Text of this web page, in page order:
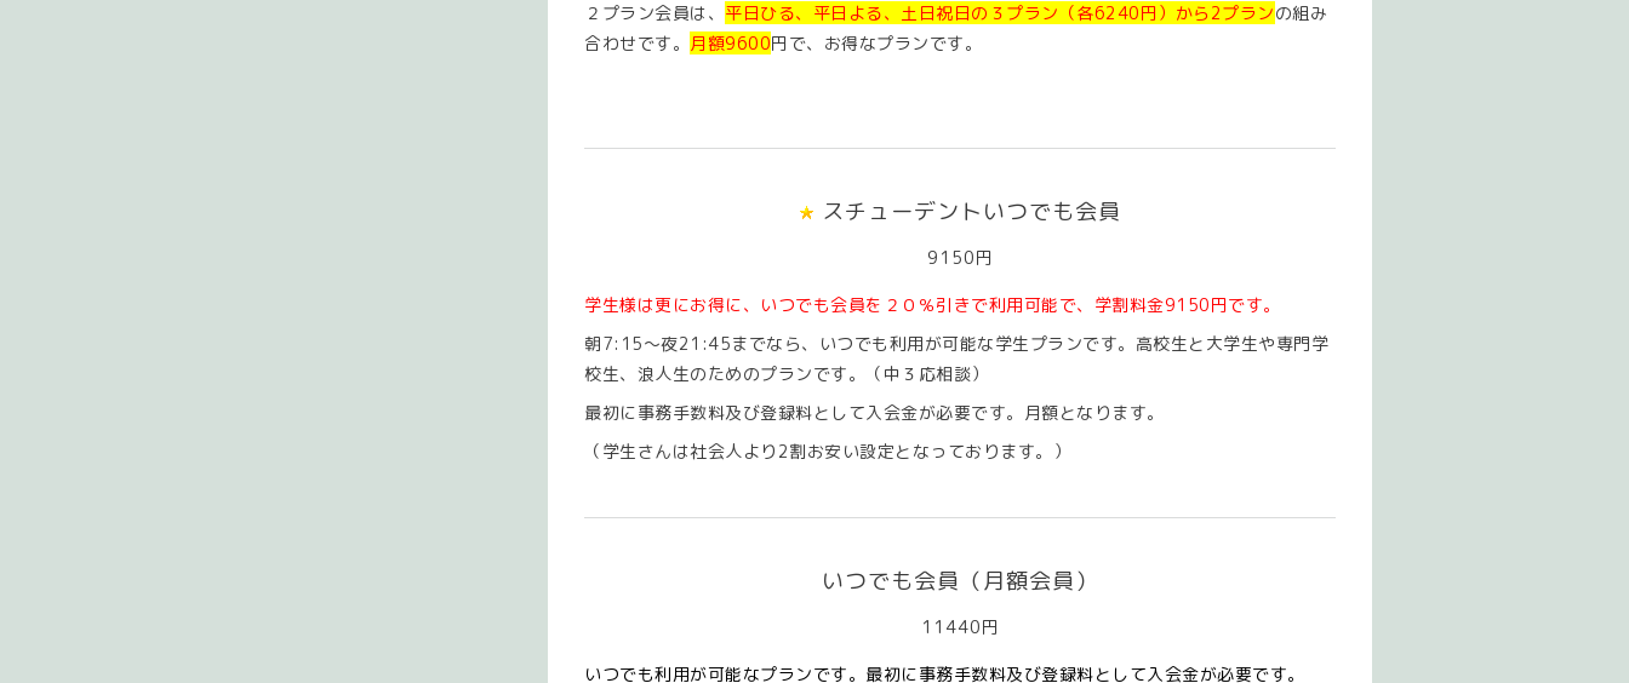
２プラン会員は、 平日ひる、平日よる、土日祝日の３プラン（各6240円）から2プランの組み
合わせです。 月額9600円で、お得なプランです。
スチューデントいつでも会員
9150円
学生様は更にお得に、いつでも会員を２０％引きで利用可能で、学割料金9150円です。
朝7:15～夜21:45までなら、いつでも利用が可能な学生プランです。高校生と大学生や専門学
校生、浪人生のためのプランです。（中３応相談）
最初に事務手数料及び登録料として入会金が必要です。月額となります。
（学生さんは社会人より2割お安い設定となっております。）
いつでも会員（月額会員）
11440円
いつでも利用が可能なプランです。最初に事務手数料及び登録料として入会金が必要です。